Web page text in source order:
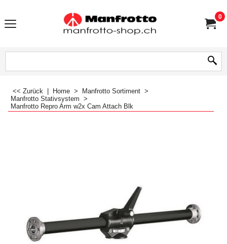
0
<< Zurück Home > Manfrotto Sortiment >
Manfrotto Stativsystem >
Manfrotto Repro Arm w2x Cam Attach Blk